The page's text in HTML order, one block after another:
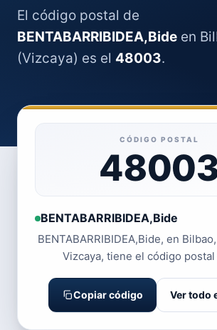
El código postal de
BENTABARRIBIDEA,Bide en
(Vizcaya) es el 48003.
CÓDIGO POSTAL
BENTABARRIBIDEA,Bide
BENTABARRIBIDEA,Bide, en
Vizcaya, tiene el código postal
Copiar código Ver todo